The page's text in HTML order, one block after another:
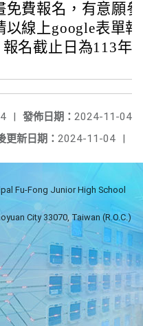
免費報名，有意願
以線上google表單
名截止日為113年
發佈日期： 2024-11-04
|
更新日期： 2024-11-04 |
Fu-Fong Junior High School
City 33070, Taiwan (R.O.C.)